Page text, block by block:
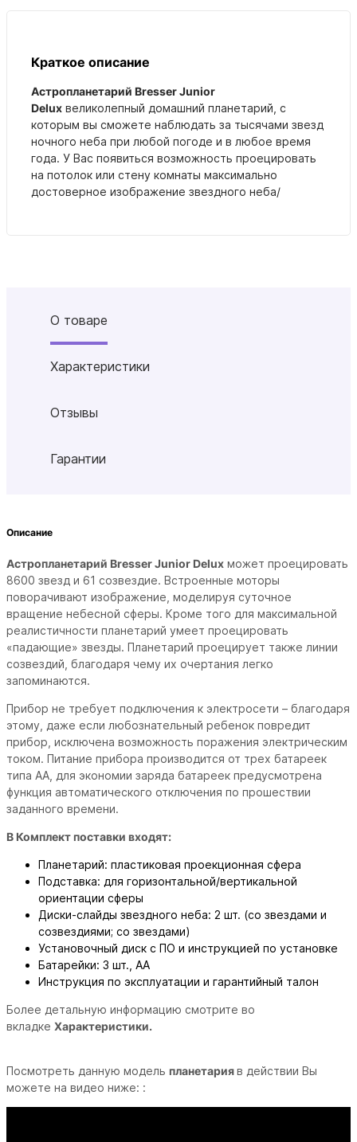
Краткое описание
Астропланетарий Bresser Junior
Delux великолепный домашний планетарий, с
которым вы сможете наблюдать за тысячами звезд
ночного неба при любой погоде и в любое время
года. У Вас появиться возможность проецировать
на потолок или стену комнаты максимально
достоверное изображение звездного неба/
О товаре
Характеристики
Отзывы
Гарантии
Описание
Астропланетарий Bresser Junior Delux может проецировать
8600 звезд и 61 созвездие. Встроенные моторы
поворачивают изображение, моделируя суточное
вращение небесной сферы. Кроме того для максимальной
реалистичности планетарий умеет проецировать
«падающие» звезды. Планетарий проецирует также линии
созвездий, благодаря чему их очертания легко
запоминаются.
Прибор не требует подключения к электросети – благодаря
этому, даже если любознательный ребенок повредит
прибор, исключена возможность поражения электрическим
током. Питание прибора производится от трех батареек
типа АА, для экономии заряда батареек предусмотрена
функция автоматического отключения по прошествии
заданного времени.
В Комплект поставки входят:
Планетарий: пластиковая проекционная сфера
Подставка: для горизонтальной/вертикальной
ориентации сферы
Диски-слайды звездного неба: 2 шт. (со звездами и
созвездиями; со звездами)
Установочный диск с ПО и инструкцией по установке
Батарейки: 3 шт., AA
Инструкция по эксплуатации и гарантийный талон
Более детальную информацию смотрите во
вкладке Характеристики.
Посмотреть данную модель планетарияв действии Вы
можете на видео ниже: :